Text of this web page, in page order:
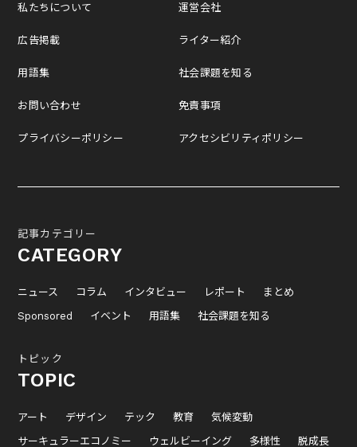
私たちについて
広告掲載
用語集
お問い合わせ
プライバシーポリシー
運営会社
ライター紹介
社会課題を知る
免責事項
アクセシビリティポリシー
記事カテゴリー
CATEGORY
ニュース コラム インタビュー レポート
まとめ
Sponsored
イベント 用語集 社会課題を知る
トピック
TOPIC
アート デザイン テック 教育
気候変動
サーキュラーエコノミー
ウェルビーイング 多様性 脱成長